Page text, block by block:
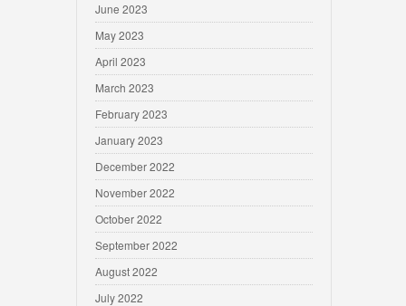
June 2023
May 2023
April 2023
March 2023
February 2023
January 2023
December 2022
November 2022
October 2022
September 2022
August 2022
July 2022